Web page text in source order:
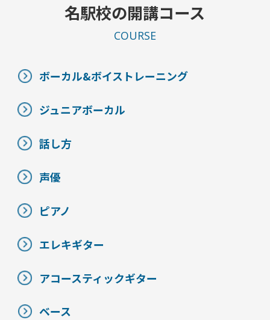
名駅校の開講コース
COURSE
ボーカル&ボイストレーニング
ジュニアボーカル
話し方
声優
ピアノ
エレキギター
アコースティックギター
ベース